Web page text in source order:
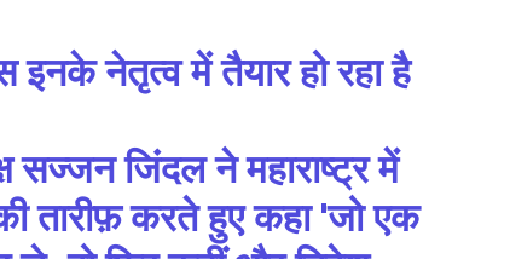
नेतृत्व में तैयार हो रहा है
जिंदल ने महाराष्ट्र में
करते हुए कहा 'जो एक